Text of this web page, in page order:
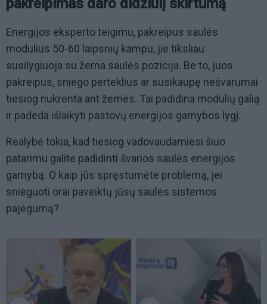
pakreipimas daro didžiulį skirtumą
Energijos eksperto teigimu, pakreipus saulės
modulius 50-60 laipsnių kampu, jie tiksliau
susilygiuoja su žema saulės pozicija. Be to, juos
pakreipus, sniego perteklius ar susikaupę nešvarumai
tiesiog nukrenta ant žemės. Tai padidina modulių galią
ir padeda išlaikyti pastovų energijos gamybos lygį.
Realybė tokia, kad tiesiog vadovaudamiesi šiuo
patarimu galite padidinti švarios saulės energijos
gamybą. O kaip jūs spręstumėte problemą, jei
snieguoti orai paveiktų jūsų saulės sistemos
pajėgumą?